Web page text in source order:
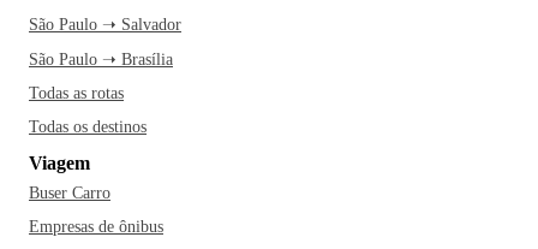
São Paulo ➝ Salvador
São Paulo ➝ Brasília
Todas as rotas
Todas os destinos
Viagem
Buser Carro
Empresas de ônibus